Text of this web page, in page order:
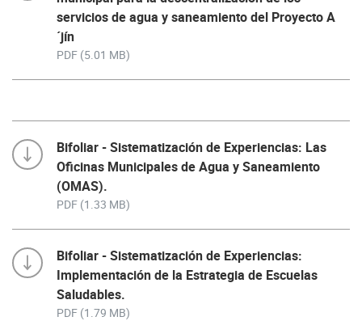
servicios de agua y saneamiento del Proyecto A
´jín
PDF (5.01 MB)
Bifoliar - Sistematización de Experiencias: Las
Oficinas Municipales de Agua y Saneamiento
(OMAS).
PDF (1.33 MB)
Bifoliar - Sistematización de Experiencias:
Implementación de la Estrategia de Escuelas
Saludables.
PDF (1.79 MB)